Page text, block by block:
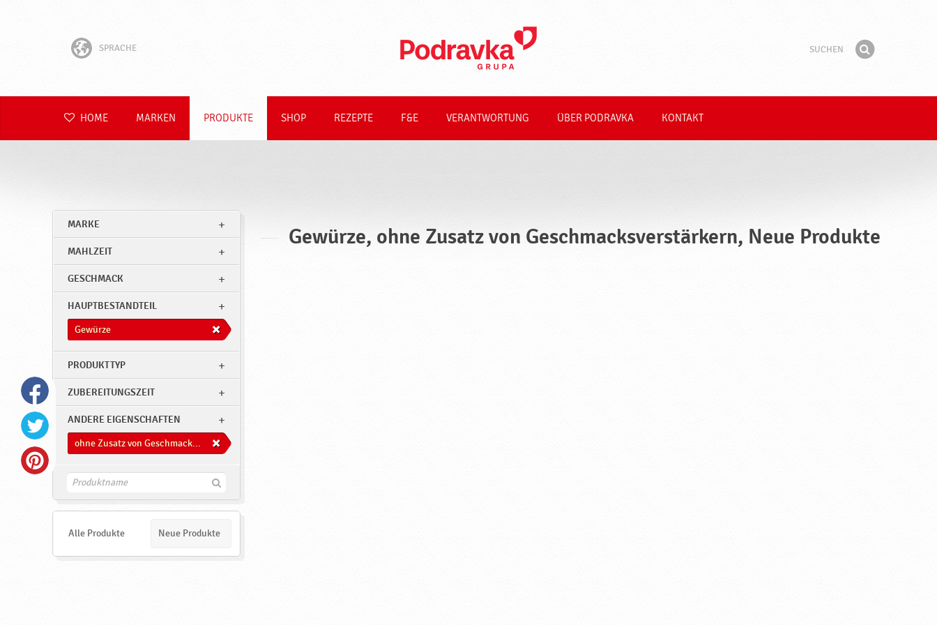
SPRACHE
Hrvatski
Polski
Română
HOME MARKEN PRODUKTE SHOP REZEPTE F&E VERANTWORTUNG ÜBER PODRAVKA KONTAKT
MARKE
MAHLZEIT
GESCHMACK
HAUPTBESTANDTEIL
Gewürze
PRODUKTTYP
ZUBEREITUNGSZEIT
ANDERE EIGENSCHAFTEN
ohne Zusatz von Geschmacksverstärkern
F
e
Alle Produkte Neue Produkte
Gewürze, ohne Zusatz von Geschmacksverstärkern, Neue Produkte